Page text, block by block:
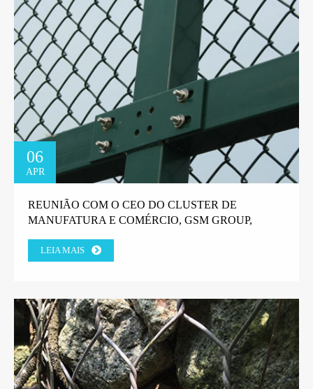
06
APR
REUNIÃO COM O CEO DO CLUSTER DE
MANUFATURA E COMÉRCIO, GSM GROUP,
LEIA MAIS